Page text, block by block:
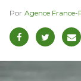
Agence France-